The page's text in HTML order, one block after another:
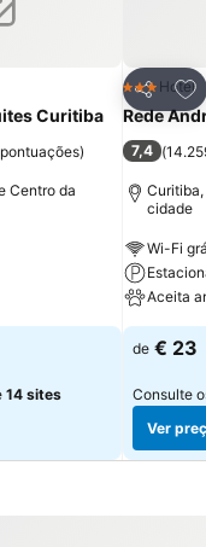
favoritos
Curitiba
)
Centro da
14 sites
Partilhar
3 Estrelas
Hotel
Rede
7,4 (
cidade
Wi-Fi
Aceita
de € 23
Consulte
Ver
aos favoritos